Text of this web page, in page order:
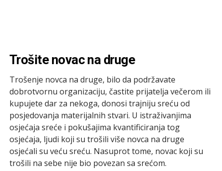
Trošite novac na druge
Trošenje novca na druge, bilo da podržavate
dobrotvornu organizaciju, častite prijatelja večerom ili
kupujete dar za nekoga, donosi trajniju sreću od
posjedovanja materijalnih stvari. U istraživanjima
osjećaja sreće i pokušajima kvantificiranja tog
osjećaja, ljudi koji su trošili više novca na druge
osjećali su veću sreću. Nasuprot tome, novac koji su
trošili na sebe nije bio povezan sa srećom.